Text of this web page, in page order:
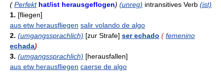
( Perfekt hat/ist herausgeflogen) (unreg) intransitives Verb (ist)
1. [fliegen]
aus etw herausfliegen salir volando de algo
2. (umgangssprachlich) [zur Strafe] ser echado ( femenino
echada)
3. (umgangssprachlich) [herausfallen]
aus etw herausfliegen caerse de algo